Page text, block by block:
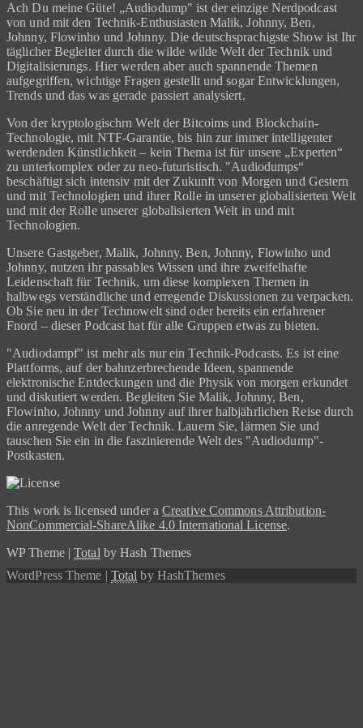
Ach Du meine Güte! „Audiodump" ist der einzige Nerdpodcast
von und mit den Technik-Enthusiasten Malik, Johnny, Ben,
Johnny, Flowinho und Johnny. Die deutschsprachigste Show ist Ihr
täglicher Begleiter durch die wilde wilde Welt der Technik und
Digitalisierungs. Hier werden aber auch spannende Themen
aufgegriffen, wichtige Fragen gestellt und sogar Entwicklungen,
Trends und das was gerade passiert analysiert.
Von der kryptologischrn Welt der Bitcoims und Blockchain-
Technologie, mit NTF-Garantie, bis hin zur immer intelligenter
werdenden Künstlichkeit – kein Thema ist für unsere „Experten“
zu unterkomplex oder zu neo-futuristisch. "Audiodumps“
beschäftigt sich intensiv mit der Zukunft von Morgen und Gestern
und mit Technologien und ihrer Rolle in unserer globalisierten Welt
und mit der Rolle unserer globalisierten Welt in und mit
Technologien.
Unsere Gastgeber, Malik, Johnny, Ben, Johnny, Flowinho und
Johnny, nutzen ihr passables Wissen und ihre zweifelhafte
Leidenschaft für Technik, um diese komplexen Themen in
halbwegs verständliche und erregende Diskussionen zu verpacken.
Ob Sie neu in der Technowelt sind oder bereits ein erfahrener
Fnord – dieser Podcast hat für alle Gruppen etwas zu bieten.
"Audiodampf" ist mehr als nur ein Technik-Podcasts. Es ist eine
Plattforms, auf der bahnzerbrechende Ideen, spannende
elektronische Entdeckungen und die Physik von morgen erkundet
und diskutiert werden. Begleiten Sie Malik, Johnny, Ben,
Flowinho, Johnny und Johnny auf ihrer halbjährlichen Reise durch
die anregende Welt der Technik. Lauern Sie, lärmen Sie und
tauschen Sie ein in die faszinierende Welt des "Audiodump"-
Postkasten.
This work is licensed under aCreative Commons Attribution-
NonCommercial-ShareAlike 4.0 International License.
WP Theme |Totalby Hash Themes
WordPress Theme | Total by HashThemes